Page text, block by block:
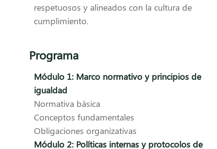
respetuosos y alineados con la cultura de
cumplimiento.
Programa
Módulo 1: Marco normativo y principios de
igualdad
Normativa básica
Conceptos fundamentales
Obligaciones organizativas
Módulo 2: Políticas internas y protocolos de